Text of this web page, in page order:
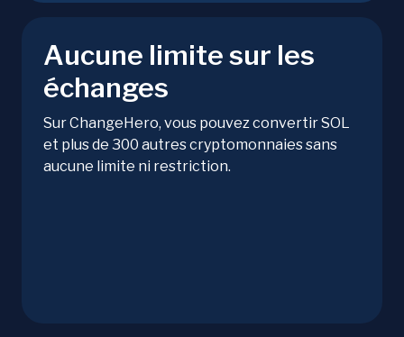
Aucune limite sur les
échanges
Sur ChangeHero, vous pouvez convertir SOL
et plus de 300 autres cryptomonnaies sans
aucune limite ni restriction.